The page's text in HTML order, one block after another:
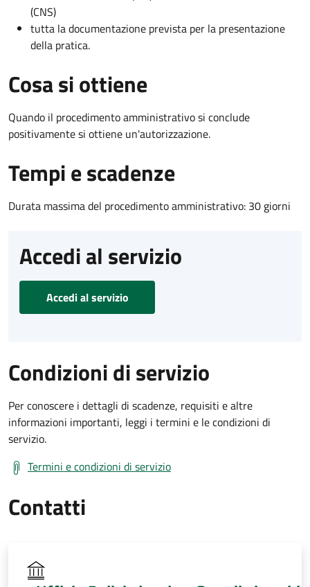
(CNS)
tutta la documentazione prevista per la presentazione
della pratica.
Cosa si ottiene
Quando il procedimento amministrativo si conclude
positivamente si ottiene un'autorizzazione.
Tempi e scadenze
Durata massima del procedimento amministrativo: 30 giorni
Accedi al servizio
Accedi al servizio
Condizioni di servizio
Per conoscere i dettagli di scadenze, requisiti e altre
informazioni importanti, leggi i termini e le condizioni di
servizio.
Termini e condizioni di servizio
Contatti